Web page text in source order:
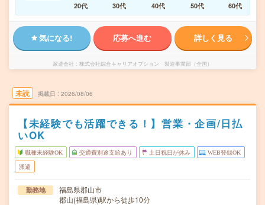
20代
30代 40代 50代 60代
気になる! 応募へ進む 詳しく見る
派遣会社 株式会社綜合キャリアオプション 製造事業部（全国）
未読 掲載日 2026/08/06
【未経験でも活躍できる！】営業・企画/日払
いOK
職種未経験OK 交通費別途支給あり 土日祝日が休み WEB登録OK
派遣
勤務地
福島県郡山市
郡山(福島県)駅から徒歩10分